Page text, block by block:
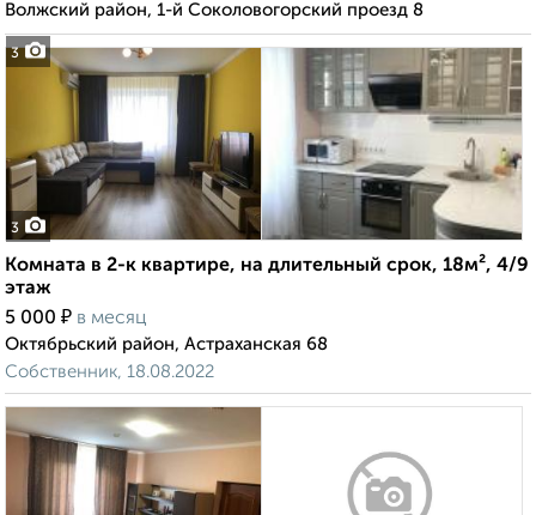
3
Волжский район, 1-й Соколовогорский проезд 8
3
Комната в 2-к квартире, на длительный срок, 18м², 4/9
этаж
5 000 ₽ в месяц
Октябрьский район, Астраханская 68
Собственник, 18.08.2022